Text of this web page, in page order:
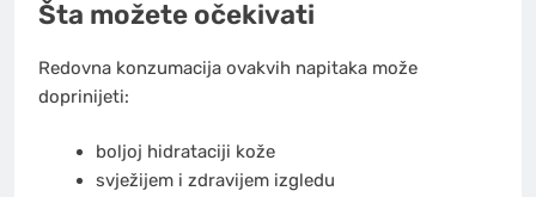
Šta možete očekivati
Redovna konzumacija ovakvih napitaka može
doprinijeti:
boljoj hidrataciji kože
svježijem i zdravijem izgledu